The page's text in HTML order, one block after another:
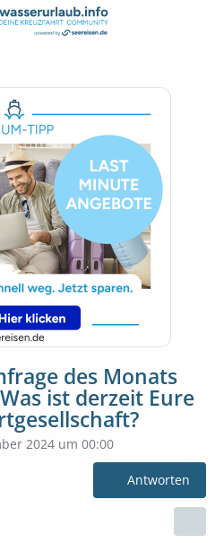
des Monats
ist derzeit Eure
2024 um 00:00
Antworten